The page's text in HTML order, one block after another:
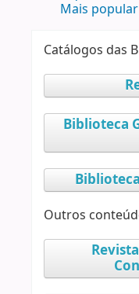
Mais popular
Catálogos das
Biblioteca
Outros